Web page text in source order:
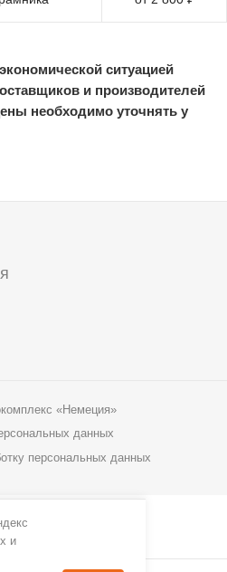
ситуацией
и производителей
необходимо уточнять у
«Немеция»
данных
персональных данных
в MAX
«Немеция»
данных
и